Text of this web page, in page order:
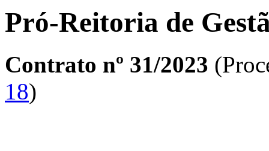
Pró-Reitoria de
Contrato nº 31/2023
18)